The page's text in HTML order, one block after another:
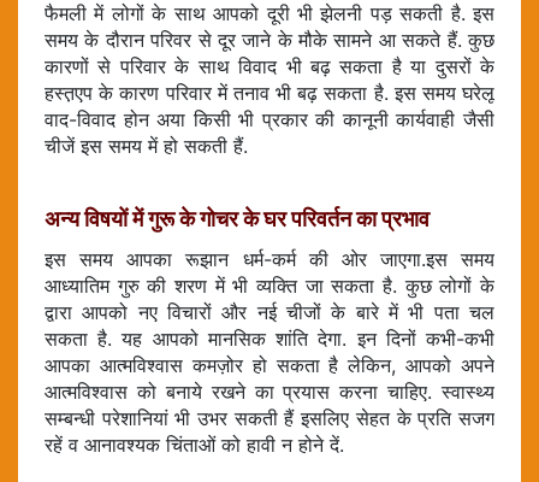
फैमली में लोगों के साथ आपको दूरी भी झेलनी पड़ सकती है. इस
समय के दौरान परिवर से दूर जाने के मौके सामने आ सकते हैं. कुछ
कारणों से परिवार के साथ विवाद भी बढ़ सकता है या दुसरों के
हस्त़एप के कारण परिवार में तनाव भी बढ़ सकता है. इस समय घरेलू
वाद-विवाद होन अया किसी भी प्रकार की कानूनी कार्यवाही जैसी
चीजें इस समय में हो सकती हैं.
अन्य विषयों में गुरू के गोचर के घर परिवर्तन का प्रभाव
इस समय आपका रूझान धर्म-कर्म की ओर जाएगा.इस समय
आध्यातिम गुरु की शरण में भी व्यक्ति जा सकता है. कुछ लोगों के
द्वारा आपको नए विचारों और नई चीजों के बारे में भी पता चल
सकता है. यह आपको मानसिक शांति देगा. इन दिनों कभी-कभी
आपका आत्मविश्वास कमज़ोर हो सकता है लेकिन, आपको अपने
आत्मविश्वास को बनाये रखने का प्रयास करना चाहिए. स्वास्थ्य
सम्बन्धी परेशानियां भी उभर सकती हैं इसलिए सेहत के प्रति सजग
रहें व आनावश्यक चिंताओं को हावी न होने दें.